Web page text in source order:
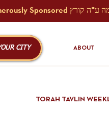
CITY ABOUT
TORAH TAVLIN